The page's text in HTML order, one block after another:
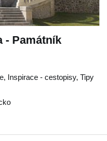
- Památník
Inspirace - cestopisy, Tipy